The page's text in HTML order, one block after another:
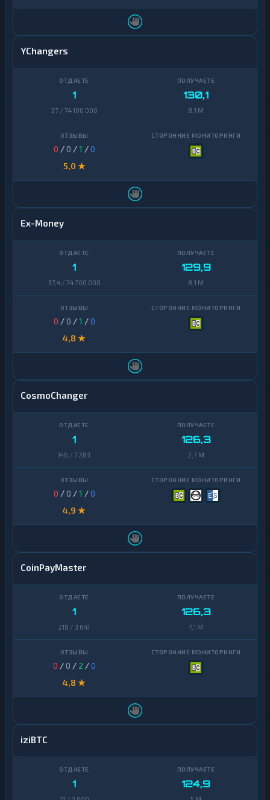
YChangers
1
37 / 74 100 000
130,1
8,1 M
0 / 0 /1 /0
5,0 ★
Ex-Money
1
37,4 / 74 700 000
129,9
8,1 M
0 / 0 /1 /0
4,8 ★
CosmoChanger
1
146 / 7 283
126,3
2,7 M
0 / 0 /1 /0
4,9 ★
CoinPayMaster
1
218 / 3 641
126,3
7,1 M
0 / 0 / 2 /0
4,8 ★
iziBTC
1 124,9